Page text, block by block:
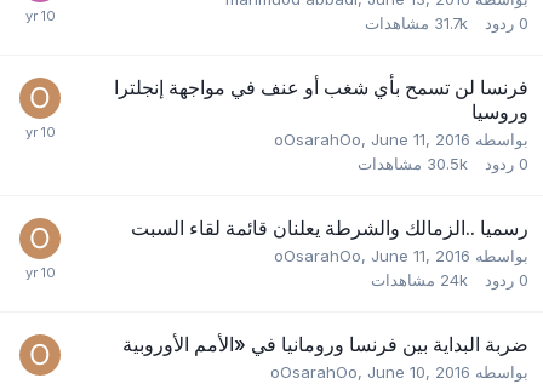
0 ردود 31.7k مشاهدات
فرنسا لن تسمح بأي شغب أو عنف في مواجهة إنجلترا
وروسيا
بواسطه oOsarahOo ,June 11, 2016
0 ردود 30.5k مشاهدات
رسميا ..الزمالك والشرطة يعلنان قائمة لقاء السبت
بواسطه oOsarahOo ,June 11, 2016
0 ردود 24k مشاهدات
ضربة البداية بين فرنسا ورومانيا في «الأمم الأوروبية
بواسطه oOsarahOo ,June 10, 2016